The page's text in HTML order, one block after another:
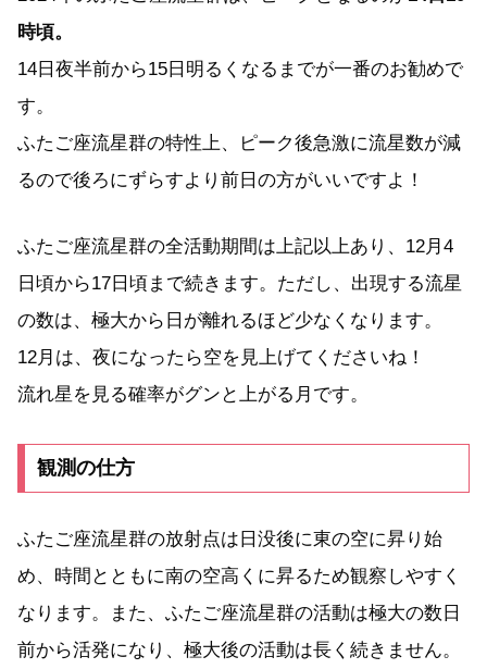
時頃。
14日夜半前から15日明るくなるまでが一番のお勧めで
す。
ふたご座流星群の特性上、ピーク後急激に流星数が減
るので後ろにずらすより前日の方がいいですよ！
ふたご座流星群の全活動期間は上記以上あり、12月4
日頃から17日頃まで続きます。ただし、出現する流星
の数は、極大から日が離れるほど少なくなります。
12月は、夜になったら空を見上げてくださいね！
流れ星を見る確率がグンと上がる月です。
観測の仕方
ふたご座流星群の放射点は日没後に東の空に昇り始
め、時間とともに南の空高くに昇るため観察しやすく
なります。また、ふたご座流星群の活動は極大の数日
前から活発になり、極大後の活動は長く続きません。